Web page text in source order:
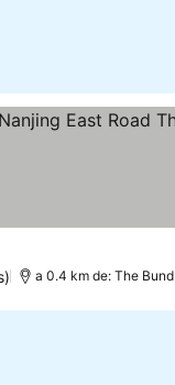
a 0.4 km de: The Bund